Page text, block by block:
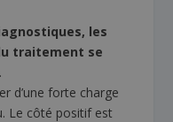
les
traitement se
.
d’une forte charge
Le côté positif est